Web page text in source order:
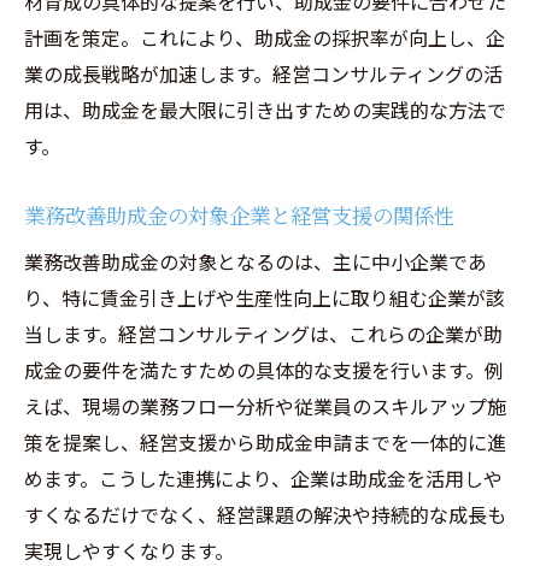
経営コンサルティングがサポートする書類
作成の流れ
助成金申請に必要な経営コンサルの具体的
ェック体制
経営コンサルによる助成金申請フローの特
徴
経営コンサルティングが助成金申請を成功
へ導く理由
助成金活用なら経営コンサルティングが効果的
な理由
経営コンサルティングが業務改善助成金に
強い理由
計画を策定。これにより、助成金の採択率が向上し、企
業の成長戦略が加速します。経営コンサルティングの活
用は、助成金を最大限に引き出すための実践的な方法で
す。
業務改善助成金の対象企業と経営支援の関係性
業務改善助成金の対象となるのは、主に中小企業であ
り、特に賃金引き上げや生産性向上に取り組む企業が該
当します。経営コンサルティングは、これらの企業が助
成金の要件を満たすための具体的な支援を行います。例
えば、現場の業務フロー分析や従業員のスキルアップ施
策を提案し、経営支援から助成金申請までを一体的に進
めます。こうした連携により、企業は助成金を活用しや
すくなるだけでなく、経営課題の解決や持続的な成長も
実現しやすくなります。